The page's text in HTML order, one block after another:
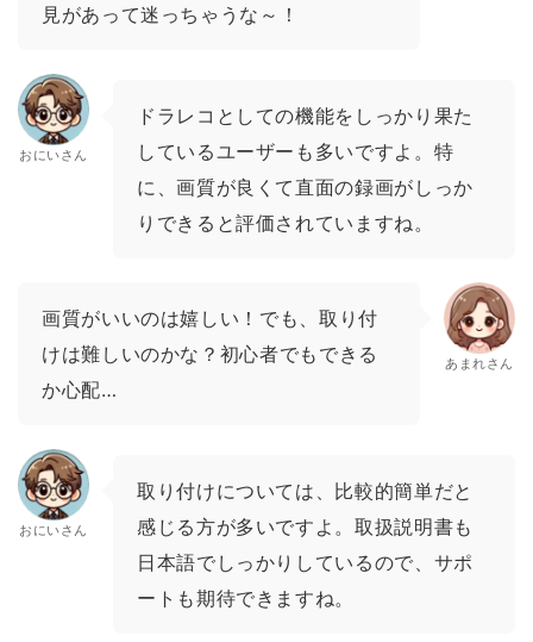
見があって迷っちゃうな～！
おにいさん
ドラレコとしての機能をしっかり果た
しているユーザーも多いですよ。特
に、画質が良くて直面の録画がしっか
りできると評価されていますね。
画質がいいのは嬉しい！でも、取り付
けは難しいのかな？初心者でもできる
か心配…
あまれさん
おにいさん
取り付けについては、比較的簡単だと
感じる方が多いですよ。取扱説明書も
日本語でしっかりしているので、サポ
ートも期待できますね。